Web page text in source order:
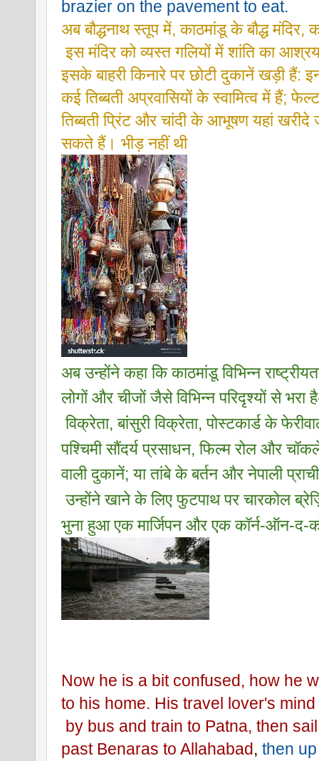
brazier on the pavement to eat.
अब बौद्धनाथ स्तूप में, काठमांडू के बौद्ध मंदिर,
इस मंदिर को व्यस्त गलियों में शांति का
इसके बाहरी किनारे पर छोटी दुकानें खड़ी हैं:
कई तिब्बती अप्रवासियों के स्वामित्व में हैं;
तिब्बती प्रिंट और चांदी के आभूषण यहां खरीदे
सकते हैं। भीड़ नहीं थी
अब उन्होंने कहा कि काठमांडू विभिन्न
लोगों और चीजों जैसे विभिन्न परिदृश्यों से भरा
विक्रेता, बांसुरी विक्रेता, पोस्टकार्ड के
पश्चिमी सौंदर्य प्रसाधन, फिल्म रोल और
वाली दुकानें; या तांबे के बर्तन और नेपाली
उन्होंने खाने के लिए फुटपाथ पर चारकोल
भुना हुआ एक मार्जिपन और एक कॉर्न-ऑन-द-
Now he is a bit confused, how he
to his home. His travel lover's
by bus and train to Patna, then
past Benaras to Allahabad, then